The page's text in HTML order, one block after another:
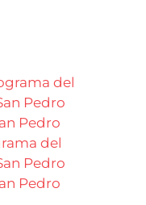
del
Pedro
Pedro